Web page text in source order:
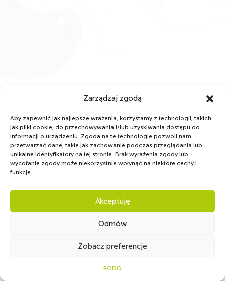
Zarządzaj zgodą
Aby zapewnić jak najlepsze wrażenia, korzystamy z technologii, takich
jak pliki cookie, do przechowywania i/lub uzyskiwania dostępu do
informacji o urządzeniu. Zgoda na te technologie pozwoli nam
przetwarzać dane, takie jak zachowanie podczas przeglądania lub
unikalne identyfikatory na tej stronie. Brak wyrażenia zgody lub
wycofanie zgody może niekorzystnie wpłynąć na niektóre cechy i
funkcje.
Akceptuję
Odmów
Zobacz preferencje
RODO
PARTNERZY